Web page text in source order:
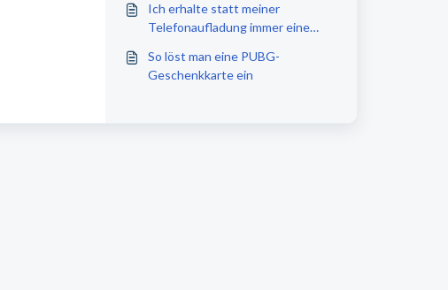
meinem Handy?
Ich erhalte statt meiner
Telefonaufladung immer eine
erfolgreich war. Wieso?
So löst man eine PUBG-
Geschenkkarte ein